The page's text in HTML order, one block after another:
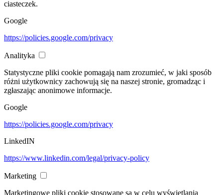
ciasteczek.
Google
https://policies.google.com/privacy
Analityka
Statystyczne pliki cookie pomagają nam zrozumieć, w jaki sposób
różni użytkownicy zachowują się na naszej stronie, gromadząc i
zgłaszając anonimowe informacje.
Google
https://policies.google.com/privacy
LinkedIN
https://www.linkedin.com/legal/privacy-policy
Marketing
Marketingowe pliki cookie stosowane są w celu wyświetlania